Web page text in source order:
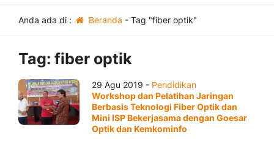
Anda ada di : Beranda - Tag "fiber optik"
Tag: fiber optik
29 Agu 2019 - Pendidikan
Workshop dan Pelatihan Jaringan
Berbasis Teknologi Fiber Optik dan
Mini ISP Bekerjasama dengan Goesar
Optik dan Kemkominfo